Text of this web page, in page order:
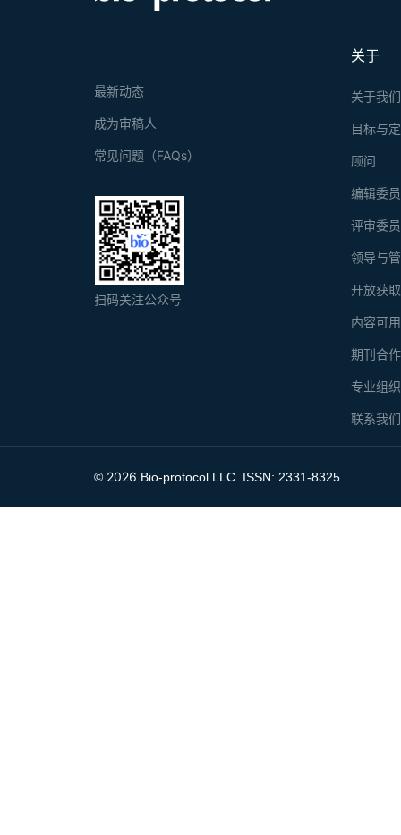
关于
关于我们
目标与
顾问
编辑委
评审委
领导与
开放获
内容可
期刊合
专业组
联系我们
最新动态
成为审稿人
常见问题（FAQs）
扫码关注公众号
© 2026 Bio-protocol LLC. ISSN: 2331-8325